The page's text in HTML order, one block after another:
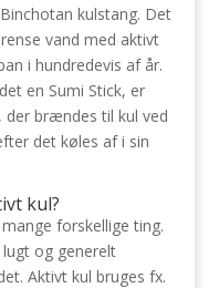
kulstang. Det
vand med aktivt
i hundredevis af år.
en Sumi Stick, er
brændes til kul ved
det køles af i sin
kul?
forskellige ting.
og generelt
Aktivt kul bruges fx.